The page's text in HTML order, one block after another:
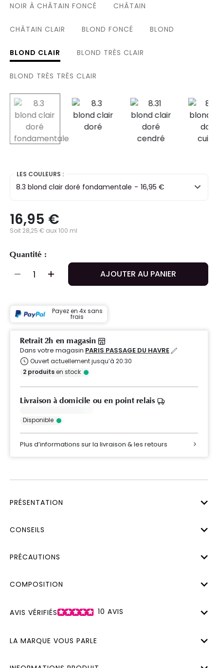
NOIR À CHÂTAIN FONCÉ CHÂTAIN
CHÂTAIN CLAIR BLOND FONCÉ BLOND
BLOND CLAIR BLOND TRÈS CLAIR
BLOND TRÈS TRÈS CLAIR
selected
LES COULEURS :
8.3 blond clair doré fondamentale - 16,95 €
16,95 €
Soit 28,25 € aux 100 ml
Quantité :
AJOUTER AU PANIER
Payez en 4x sans
frais
Retrait 2h en magasin
Dans votre magasin PARIS PASSAGE DU HAVRE
Ouvert actuellement jusqu’à 20:30
2 produitsen stock
Livraison à domicile ou en point relais
Disponible
Plus d’informations sur la livraison & les retours
PRÉSENTATION
CONSEILS
PRÉCAUTIONS
COMPOSITION
AVIS VÉRIFIÉS 10 AVIS
LA MARQUE VOUS PARLE